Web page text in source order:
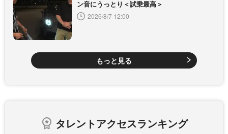
ン音にうっとり＜試乗最高＞
2026/8/7 12:00
もっと見る
タレントアクセスランキング